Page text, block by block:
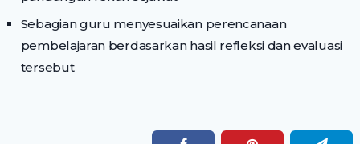
Sebagian guru menyesuaikan perencanaan
pembelajaran berdasarkan hasil refleksi dan evaluasi
tersebut